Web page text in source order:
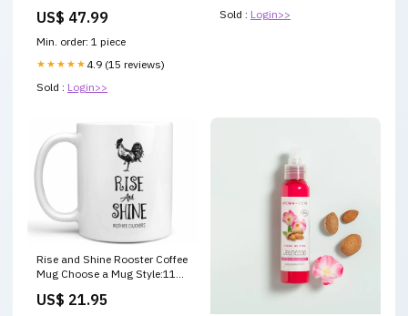
US$ 47.99
Min. order: 1 piece
★★★★★ 4.9 (15 reviews)
Sold : Login>>
Sold : Login>>
Rise and Shine Rooster Coffee
Mug Choose a Mug Style:11
US$ 21.95